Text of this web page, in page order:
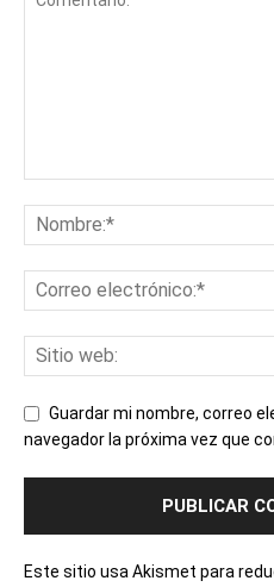
Guardar mi nombre, correo
navegador la próxima vez que
Este sitio usa Akismet para